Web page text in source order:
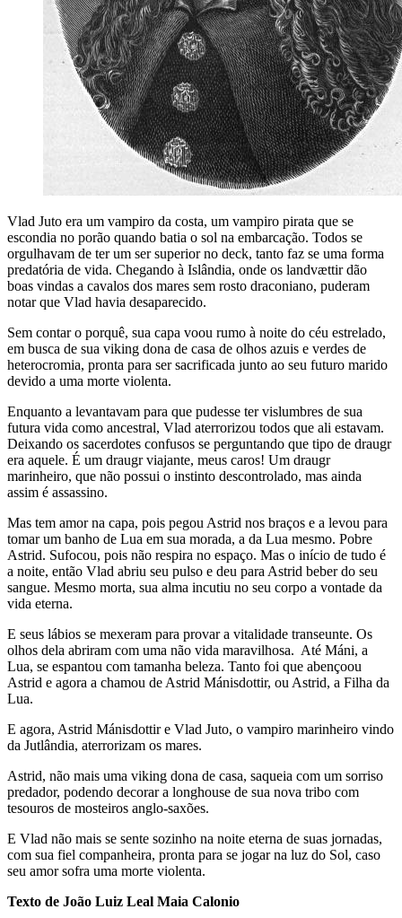
Vlad Juto era um vampiro da costa, um vampiro pirata que se
escondia no porão quando batia o sol na embarcação. Todos se
orgulhavam de ter um ser superior no deck, tanto faz se uma forma
predatória de vida. Chegando à Islândia, onde os landvættir dão
boas vindas a cavalos dos mares sem rosto draconiano, puderam
notar que Vlad havia desaparecido.
Sem contar o porquê, sua capa voou rumo à noite do céu estrelado,
em busca de sua viking dona de casa de olhos azuis e verdes de
heterocromia, pronta para ser sacrificada junto ao seu futuro marido
devido a uma morte violenta.
Enquanto a levantavam para que pudesse ter vislumbres de sua
futura vida como ancestral, Vlad aterrorizou todos que ali estavam.
Deixando os sacerdotes confusos se perguntando que tipo de draugr
era aquele. É um draugr viajante, meus caros! Um draugr
marinheiro, que não possui o instinto descontrolado, mas ainda
assim é assassino.
Mas tem amor na capa, pois pegou Astrid nos braços e a levou para
tomar um banho de Lua em sua morada, a da Lua mesmo. Pobre
Astrid. Sufocou, pois não respira no espaço. Mas o início de tudo é
a noite, então Vlad abriu seu pulso e deu para Astrid beber do seu
sangue. Mesmo morta, sua alma incutiu no seu corpo a vontade da
vida eterna.
E seus lábios se mexeram para provar a vitalidade transeunte. Os
olhos dela abriram com uma não vida maravilhosa. Até Máni, a
Lua, se espantou com tamanha beleza. Tanto foi que abençoou
Astrid e agora a chamou de Astrid Mánisdottir, ou Astrid, a Filha da
Lua.
E agora, Astrid Mánisdottir e Vlad Juto, o vampiro marinheiro vindo
da Jutlândia, aterrorizam os mares.
Astrid, não mais uma viking dona de casa, saqueia com um sorriso
predador, podendo decorar a longhouse de sua nova tribo com
tesouros de mosteiros anglo-saxões.
E Vlad não mais se sente sozinho na noite eterna de suas jornadas,
com sua fiel companheira, pronta para se jogar na luz do Sol, caso
seu amor sofra uma morte violenta.
Texto de João Luiz Leal Maia Calonio